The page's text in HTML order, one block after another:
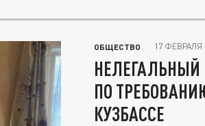
ОБЩЕСТВО 17 ФЕВРАЛЯ
ПО
КУЗБАССЕ